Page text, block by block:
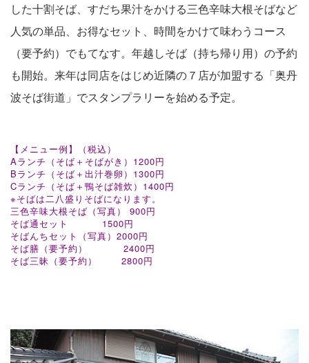
した十割そば、すだち果汁をかける三色辛味大根そばなど
人気の単品、お得なセット、時間をかけて味わうコース
（要予約）でもてなす。年越しそば（持ち帰り用）の予約
も開始。来年は同店をはじめ近隣の７店が加盟する「奥丹
波そば街道」でスタンプラリーを始める予定。
【メニュー例】（税込）
Aランチ（そば＋そばがき）1200円
Bランチ（そば＋出汁巻卵）1300円
Cランチ（そば＋鴨そば雑炊）1400円
※そばは二八盛りそばになります。
三色辛味大根そば（写真） 900円
そば通セット 1500円
そばんちセット（写真）2000円
そば膳（要予約） 2400円
そば三昧（要予約） 2800円